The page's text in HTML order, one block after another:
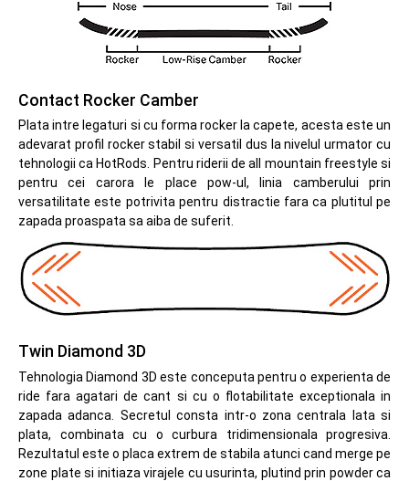
Contact Rocker Camber
Plata intre legaturi si cu forma rocker la capete, acesta este un
adevarat profil rocker stabil si versatil dus la nivelul urmator cu
tehnologii ca HotRods. Pentru riderii de all mountain freestyle si
pentru cei carora le place pow-ul, linia camberului prin
versatilitate este potrivita pentru distractie fara ca plutitul pe
zapada proaspata sa aiba de suferit.
Twin Diamond 3D
Tehnologia Diamond 3D este conceputa pentru o experienta de
ride fara agatari de cant si cu o flotabilitate exceptionala in
zapada adanca. Secretul consta intr-o zona centrala lata si
plata, combinata cu o curbura tridimensionala progresiva.
Rezultatul este o placa extrem de stabila atunci cand merge pe
zone plate si initiaza virajele cu usurinta, plutind prin powder ca